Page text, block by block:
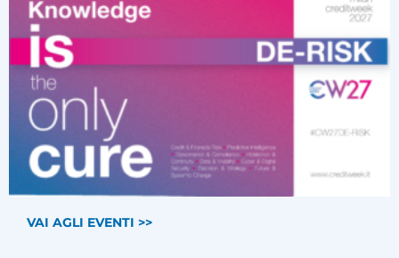
VAI AGLI EVENTI >>